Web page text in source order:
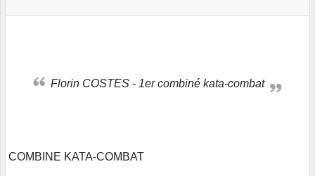
Florin COSTES - 1er combiné kata-combat
COMBINE KATA-COMBAT